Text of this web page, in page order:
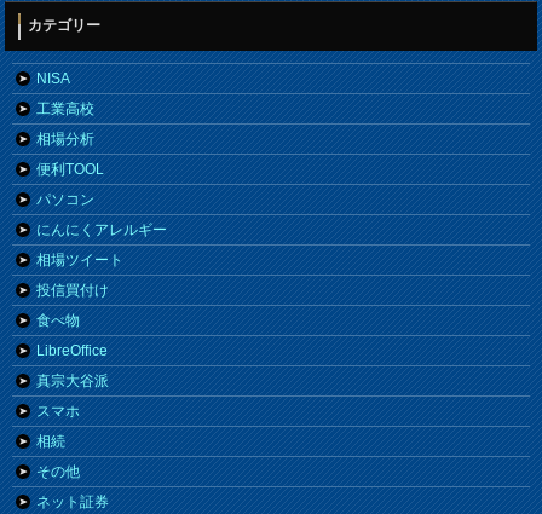
カテゴリー
NISA
工業高校
相場分析
便利TOOL
パソコン
にんにくアレルギー
相場ツイート
投信買付け
食べ物
LibreOffice
真宗大谷派
スマホ
相続
その他
ネット証券